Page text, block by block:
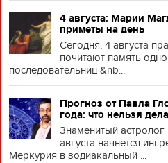
4 августа: Марии
приметы на день
Сегодня, 4 августа
почитают память
последовательниц &nb...
Прогноз от Павла
года: что нельзя
Знаменитый астролог
августа начнется
Меркурия в зодиакальный ...